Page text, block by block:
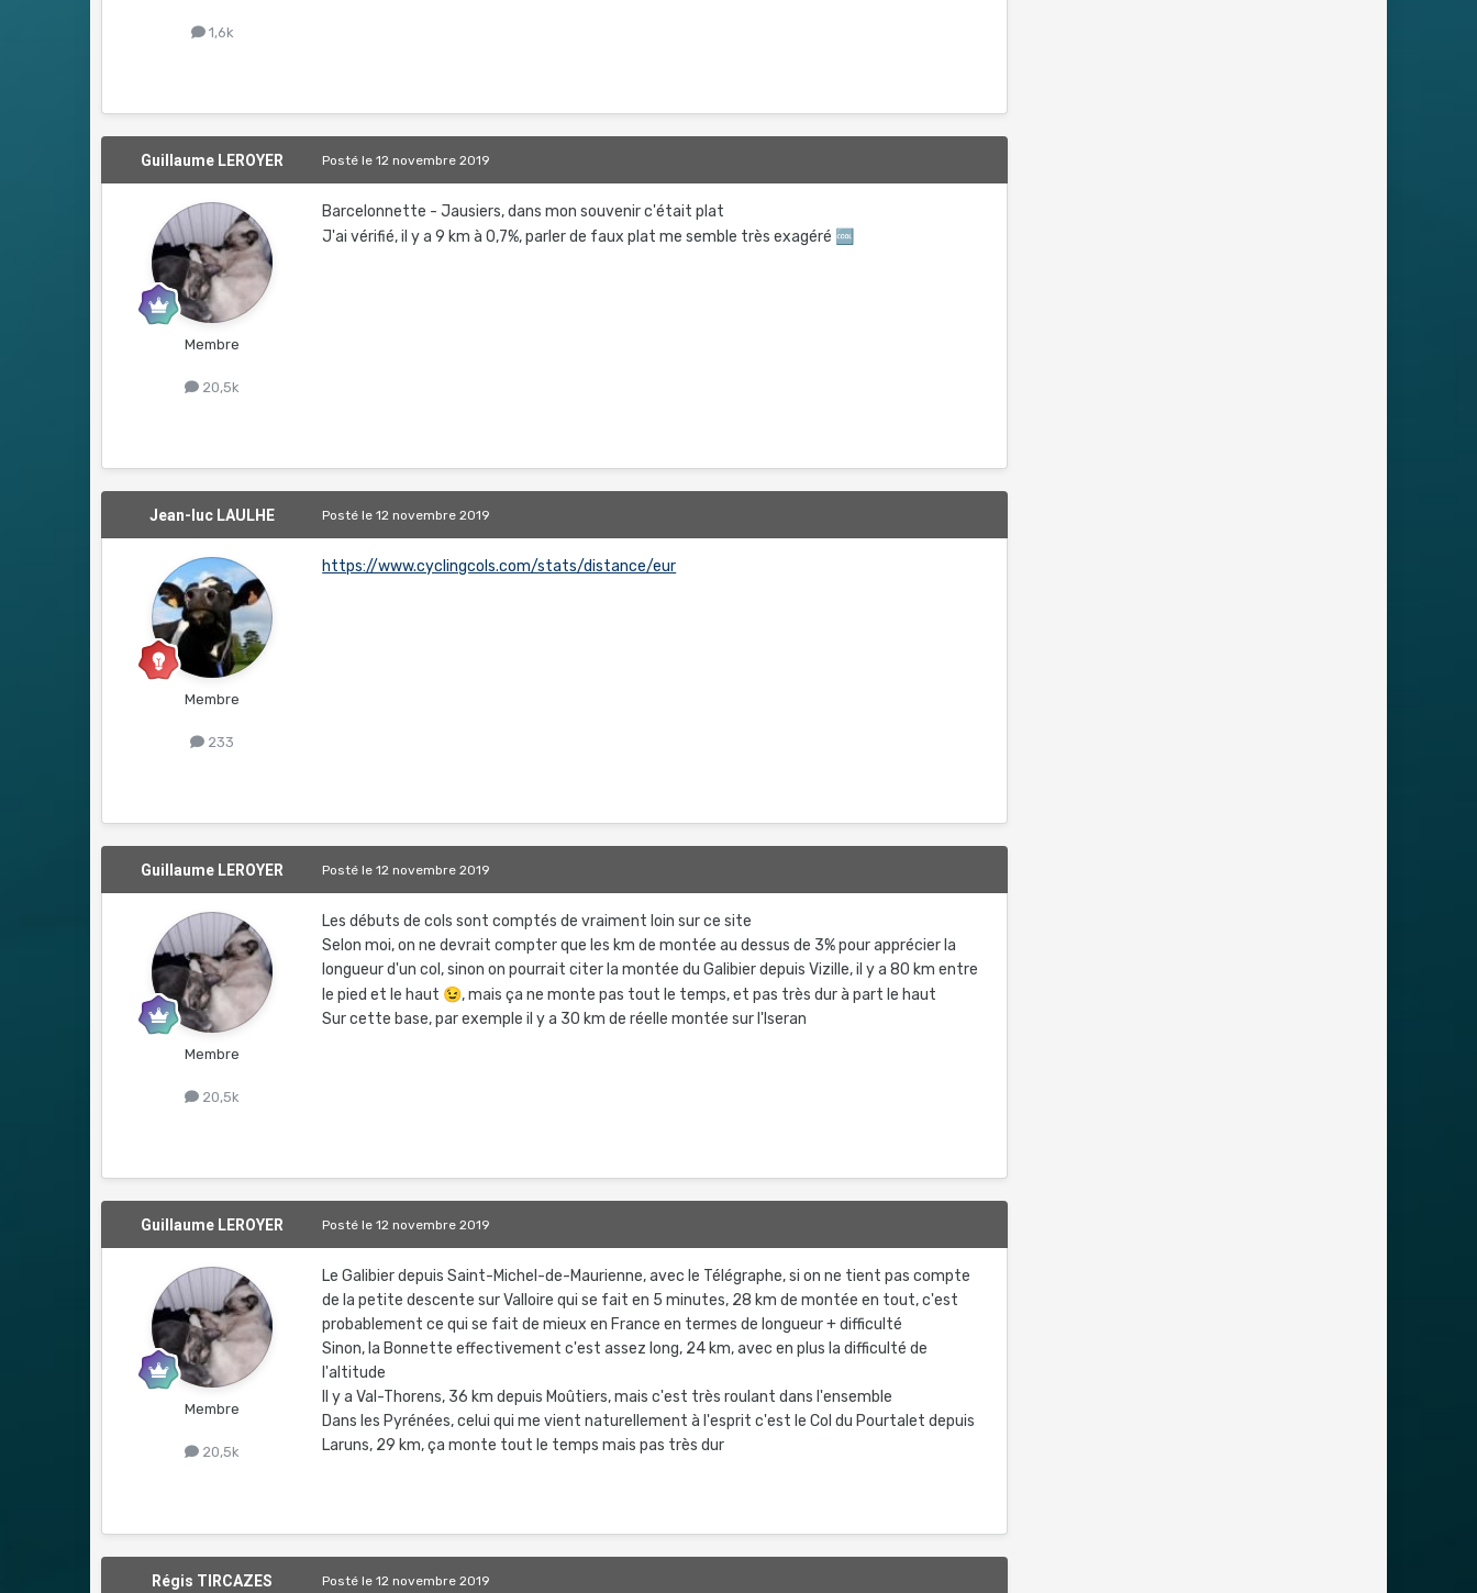
1,6k
Guillaume LEROYER
Membre
20,5k
Postéle 12 novembre 2019
Barcelonnette - Jausiers, dans mon souvenir c'était plat
J'ai vérifié, il y a 9 km à 0,7%, parler de faux plat me semble très exagéré 🆒
Jean-luc LAULHE
Membre
233
Postéle 12 novembre 2019
https://www.cyclingcols.com/stats/distance/eur
Guillaume LEROYER
Membre
20,5k
Postéle 12 novembre 2019
Les débuts de cols sont comptés de vraiment loin sur ce site
Selon moi, on ne devrait compter que les km de montée au dessus de 3% pour apprécier la
longueur d'un col, sinon on pourrait citer la montée du Galibier depuis Vizille, il y a 80 km entre
le pied et le haut 😉, mais ça ne monte pas tout le temps, et pas très dur à part le haut
Sur cette base, par exemple il y a 30 km de réelle montée sur l'Iseran
Guillaume LEROYER
Membre
20,5k
Postéle 12 novembre 2019
Le Galibier depuis Saint-Michel-de-Maurienne, avec le Télégraphe, si on ne tient pas compte
de la petite descente sur Valloire qui se fait en 5 minutes, 28 km de montée en tout, c'est
probablement ce qui se fait de mieux en France en termes de longueur + difficulté
Sinon, la Bonnette effectivement c'est assez long, 24 km, avec en plus la difficulté de
l'altitude
Il y a Val-Thorens, 36 km depuis Moûtiers, mais c'est très roulant dans l'ensemble
Dans les Pyrénées, celui qui me vient naturellement à l'esprit c'est le Col du Pourtalet depuis
Laruns, 29 km, ça monte tout le temps mais pas très dur
Régis TIRCAZES Postéle 12 novembre 2019